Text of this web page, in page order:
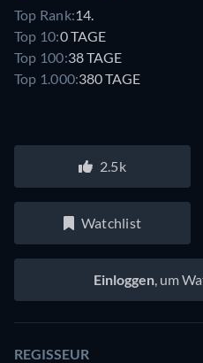
Top Rank:14.
Top 10:0 TAGE
Top 100:38 TAGE
Top 1.000:380 TAGE
2.5k
Watchlist
Einloggen, um
REGISSEUR